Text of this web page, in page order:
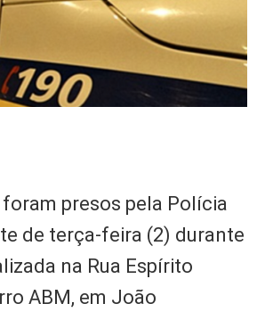
presos pela Polícia
de terça-feira (2) durante
na Rua Espírito
ABM, em João